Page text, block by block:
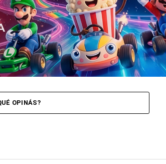
OPINÁS?